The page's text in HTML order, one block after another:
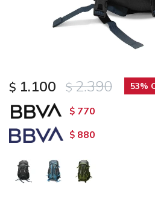
$ 1.100 $ 2.390 53
$ 770
$ 880